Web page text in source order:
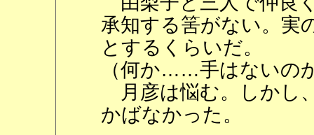
承知する筈がない。実
とするくらいだ。
（何か……手はない
月彦は悩む。しかし
かばなかった。